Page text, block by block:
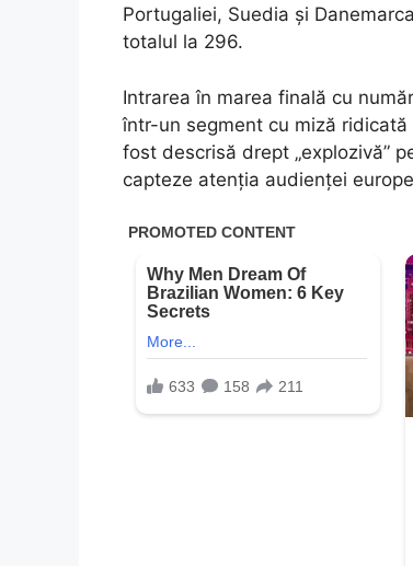
Portugaliei, Suedia și
totalul la 296.
Intrarea în marea finală cu
într-un segment cu miză
fost descrisă drept „explozivă”
capteze atenția audienței